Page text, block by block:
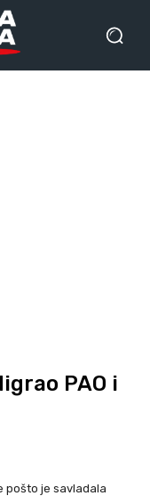
PAO i
pošto je savladala